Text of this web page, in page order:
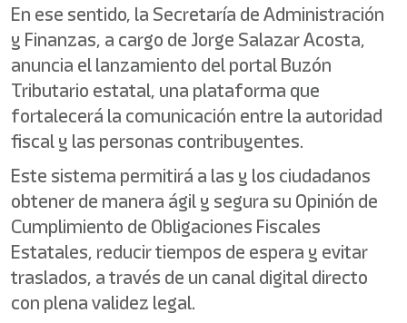
En ese sentido, la Secretaría de Administración
y Finanzas, a cargo de Jorge Salazar Acosta,
anuncia el lanzamiento del portal Buzón
Tributario estatal, una plataforma que
fortalecerá la comunicación entre la autoridad
fiscal y las personas contribuyentes.
Este sistema permitirá a las y los ciudadanos
obtener de manera ágil y segura su Opinión de
Cumplimiento de Obligaciones Fiscales
Estatales, reducir tiempos de espera y evitar
traslados, a través de un canal digital directo
con plena validez legal.